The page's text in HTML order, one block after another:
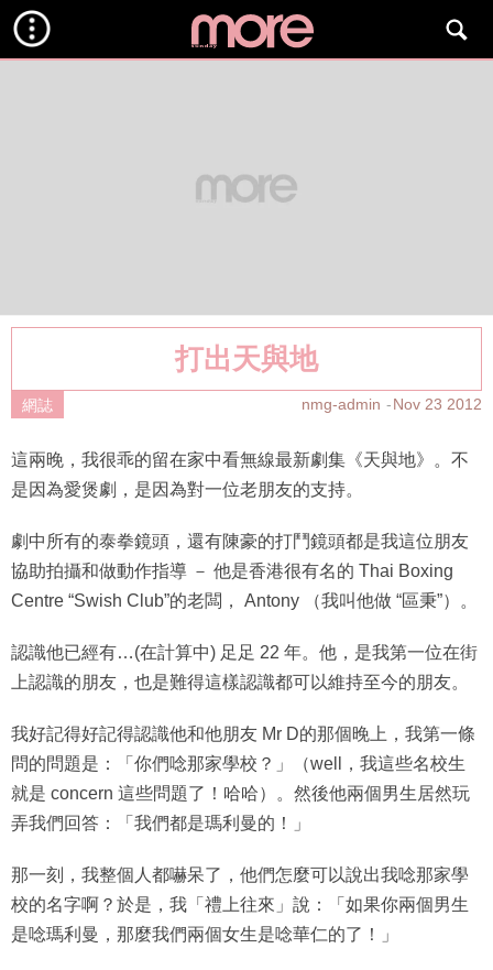
打出天與地
網誌 nmg-admin Nov 23 2012
這兩晚，我很乖的留在家中看無線最新劇集《天與地》。不
是因為愛煲劇，是因為對一位老朋友的支持。
劇中所有的泰拳鏡頭，還有陳豪的打鬥鏡頭都是我這位朋友
協助拍攝和做動作指導 － 他是香港很有名的 Thai Boxing
Centre “Swish Club”的老闆， Antony （我叫他做 “區秉”）。
認識他已經有…(在計算中) 足足 22 年。他，是我第一位在街
上認識的朋友，也是難得這樣認識都可以維持至今的朋友。
我好記得好記得認識他和他朋友 Mr D的那個晚上，我第一條
問的問題是：「你們唸那家學校？」（well，我這些名校生
就是 concern 這些問題了！哈哈）。然後他兩個男生居然玩
弄我們回答：「我們都是瑪利曼的！」
那一刻，我整個人都嚇呆了，他們怎麼可以說出我唸那家學
校的名字啊？於是，我「禮上往來」說：「如果你兩個男生
是唸瑪利曼，那麼我們兩個女生是唸華仁的了！」